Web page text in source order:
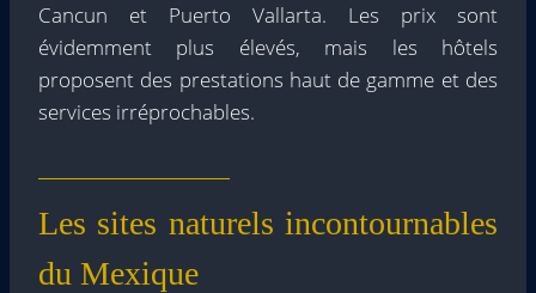
Cancun et Puerto Vallarta. Les prix sont
évidemment plus élevés, mais les hôtels
proposent des prestations haut de gamme et des
services irréprochables.
Les sites naturels incontournables
du Mexique